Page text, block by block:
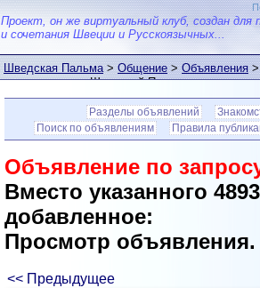
Проект, он же виртуальный клуб, создан для
и сочетания Швеции и Русскоязычных...
Шведская Пальма>Общение>Объявления>
пользователем Шведской Пальмы
Разделы объявлений
Поиск по объявлениям
Правила
Объявление по
Вместо указанного
добавленное:
Просмотр
<< Предыдущее